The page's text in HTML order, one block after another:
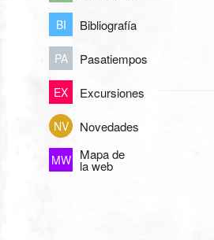
BI Bibliografía
PA Pasatiempos
EX Excursiones
NV Novedades
MW Mapa de
la web